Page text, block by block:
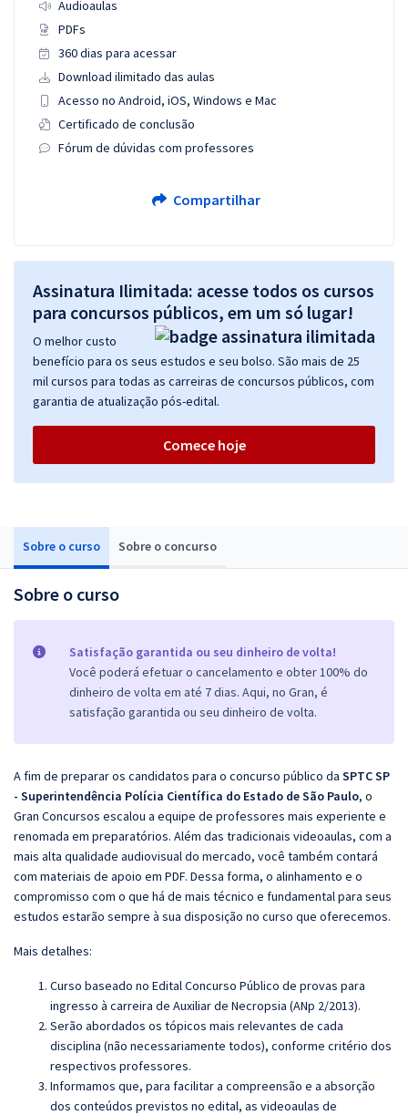
Sobre o curso Sobre o concurso
Sobre o curso
Satisfação garantida ou seu dinheiro de volta!
Você poderá efetuar o cancelamento e obter 100% do
dinheiro de volta em até 7 dias. Aqui, no Gran, é
satisfação garantida ou seu dinheiro de volta.
A fim de preparar os candidatos para o concurso público da SPTC SP
- Superintendência Polícia Científica do Estado de São Paulo, o
Gran Concursos escalou a equipe de professores mais experiente e
renomada em preparatórios. Além das tradicionais videoaulas, com a
mais alta qualidade audiovisual do mercado, você também contará
com materiais de apoio em PDF. Dessa forma, o alinhamento e o
compromisso com o que há de mais técnico e fundamental para seus
estudos estarão sempre à sua disposição no curso que oferecemos.
Mais detalhes:
Curso baseado no Edital Concurso Público de provas para
ingresso à carreira de Auxiliar de Necropsia (ANp 2/2013).
Serão abordados os tópicos mais relevantes de cada
disciplina (não necessariamente todos), conforme critério dos
respectivos professores.
Informamos que, para facilitar a compreensão e a absorção
dos conteúdos previstos no edital, as videoaulas de
Audioaulas
PDFs
360 dias para acessar
Download ilimitado das aulas
Acesso no Android, iOS, Windows e Mac
Certificado de conclusão
Fórum de dúvidas com professores
Compartilhar
Assinatura Ilimitada: acesse todos os cursos
para concursos públicos, em um só lugar!
O melhor custo
benefício para os seus estudos e seu bolso. São mais de 25
mil cursos para todas as carreiras de concursos públicos, com
garantia de atualização pós-edital.
Comece hoje